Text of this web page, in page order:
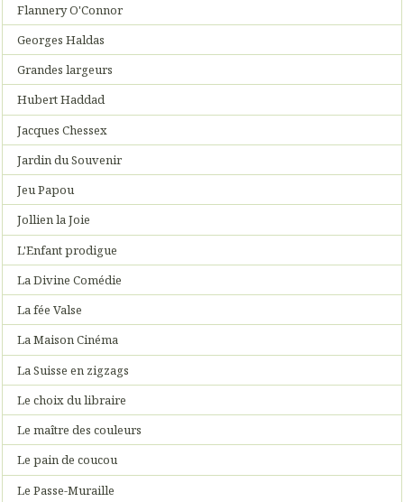
Flannery O'Connor
Georges Haldas
Grandes largeurs
Hubert Haddad
Jacques Chessex
Jardin du Souvenir
Jeu Papou
Jollien la Joie
L'Enfant prodigue
La Divine Comédie
La fée Valse
La Maison Cinéma
La Suisse en zigzags
Le choix du libraire
Le maître des couleurs
Le pain de coucou
Le Passe-Muraille